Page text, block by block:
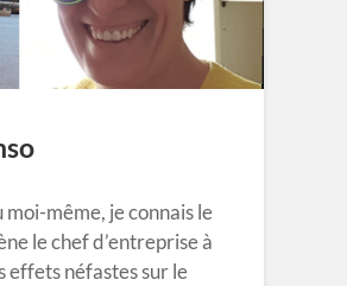
moi-même, je connais le
le chef d’entreprise à
effets néfastes sur le